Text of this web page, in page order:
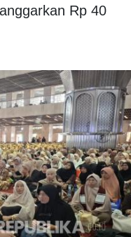
Rp 40